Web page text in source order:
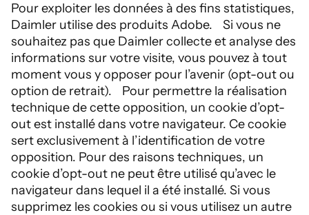
Pour exploiter les données à des fins statistiques,
Daimler utilise des produits Adobe. Si vous ne
souhaitez pas que Daimler collecte et analyse des
informations sur votre visite, vous pouvez à tout
moment vous y opposer pour l’avenir (opt-out ou
option de retrait). Pour permettre la réalisation
technique de cette opposition, un cookie d’opt-
out est installé dans votre navigateur. Ce cookie
sert exclusivement à l’identification de votre
opposition. Pour des raisons techniques, un
cookie d’opt-out ne peut être utilisé qu’avec le
navigateur dans lequel il a été installé. Si vous
supprimez les cookies ou si vous utilisez un autre